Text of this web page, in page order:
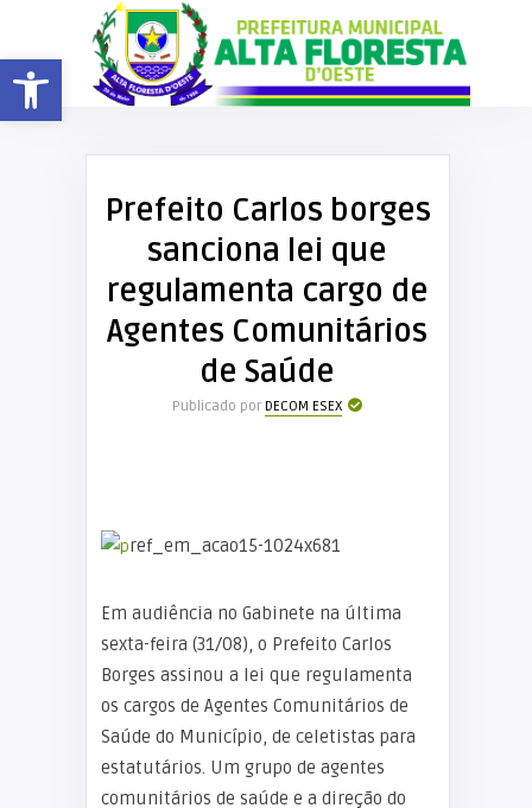
Barra de Ferramentas Aberta
Prefeito Carlos borges
sanciona lei que
regulamenta cargo de
Agentes Comunitários
de Saúde
Publicado por DECOM ESEX
Em audiência no Gabinete na última
sexta-feira (31/08), o Prefeito Carlos
Borges assinou a lei que regulamenta
os cargos de Agentes Comunitários de
Saúde do Município, de celetistas para
estatutários. Um grupo de agentes
comunitários de saúde e a direção do